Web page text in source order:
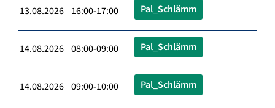
13.08.2026 16:00-17:00 Pal_Schlämm
14.08.2026 08:00-09:00 Pal_Schlämm
14.08.2026 09:00-10:00 Pal_Schlämm